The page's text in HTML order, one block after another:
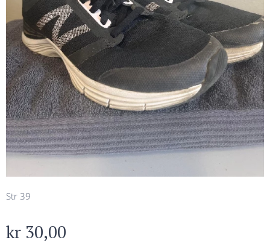
Str 39
kr 30,00